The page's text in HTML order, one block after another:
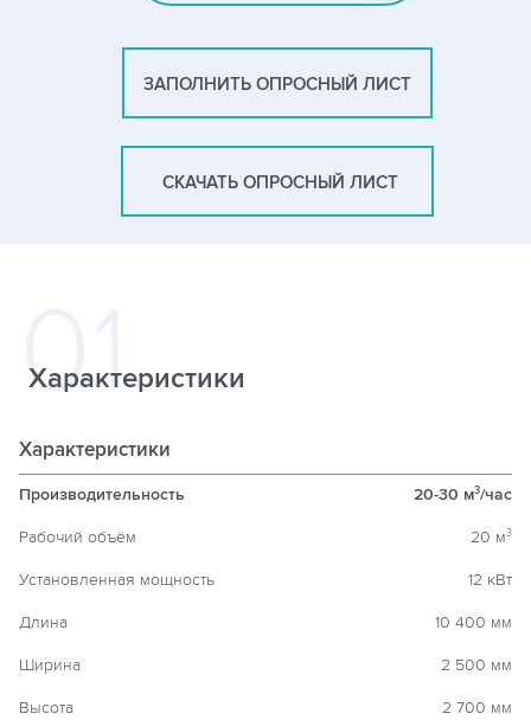
ЗАПОЛНИТЬ ОПРОСНЫЙ ЛИСТ
СКАЧАТЬ ОПРОСНЫЙ ЛИСТ
Характеристики
Характеристики
Производительность 20-30 м3/час
Рабочий объём 20 м3
Установленная мощность 12 кВт
Длина 10 400 мм
Ширина 2 500 мм
Высота 2 700 мм